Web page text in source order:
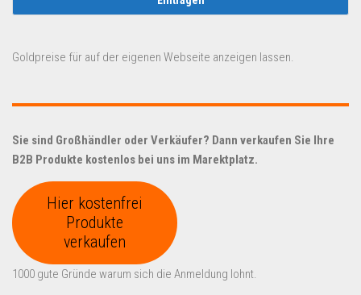
Goldpreise für auf der eigenen Webseite anzeigen lassen.
Sie sind Großhändler oder Verkäufer? Dann verkaufen Sie Ihre
B2B Produkte kostenlos bei uns im Marektplatz.
Hier kostenfrei
Produkte
verkaufen
1000 gute Gründe warum sich die Anmeldung lohnt.